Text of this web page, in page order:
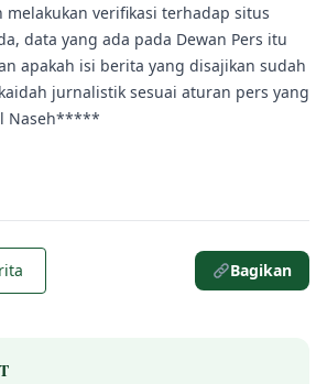
melakukan verifikasi terhadap situs
data yang ada pada Dewan Pers itu
apakah isi berita yang disajikan sudah
jurnalistik sesuai aturan pers yang
Naseh*****
Bagikan